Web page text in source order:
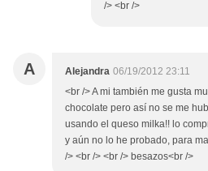
/> <br />
A Alejandra 06/19/2012 23:11
<br /> A mi también me gusta
chocolate pero así no se me
usando el queso milka!! lo
y aún no lo he probado, para
/> <br /> <br /> besazos<br />